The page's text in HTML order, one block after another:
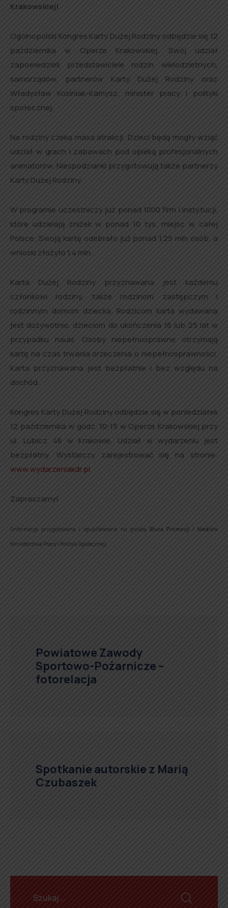
Krakowskiej!
Ogólnopolski Kongres Karty Dużej Rodziny odbędzie się 12
października w Operze Krakowskiej. Swój udział
zapowiedzieli przedstawiciele rodzin wielodzietnych,
samorządów, partnerów Karty Dużej Rodziny oraz
Władysław Kosiniak-Kamysz, minister pracy i polityki
społecznej.
Na rodziny czeka masa atrakcji. Dzieci będą mogły wziąć
udział w grach i zabawach pod opieką profesjonalnych
animatorów. Niespodzianki przygotowują także partnerzy
Karty Dużej Rodziny.
W programie uczestniczy już ponad 1000 firm i instytucji,
które udzielają zniżek w ponad 10 tys. miejsc w całej
Polsce. Swoją kartę odebrało już ponad 1,25 mln osób, a
wnioski złożyło 1,4 mln.
Karta Dużej Rodziny przyznawana jest każdemu
członkowi rodziny, także rodzinom zastępczym i
rodzinnym domom dziecka. Rodzicom karta wydawana
jest dożywotnio, dzieciom do ukończenia 18 lub 25 lat w
przypadku nauki. Osoby niepełnosprawne otrzymają
kartę na czas trwania orzeczenia o niepełnosprawności.
Karta przyznawana jest bezpłatnie i bez względu na
dochód.
Kongres Karty Dużej Rodziny odbędzie się w poniedziałek
12 października w godz. 10-15 w Operze Krakowskiej przy
ul. Lubicz 48 w Krakowie. Udział w wydarzeniu jest
bezpłatny. Wystarczy zarejestrować się na stronie:
www.wydarzeniakdr.pl
Zapraszamy!
(informacja przygotowana i opublikowana na prośbę Biura Promocji i Mediów
Ministerstwa Pracy i Polityki Społecznej)
Powiatowe Zawody
Sportowo-Pożarnicze –
fotorelacja
Spotkanie autorskie z Marią
Czubaszek